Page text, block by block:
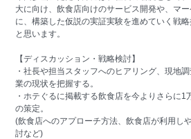
大に向け、飲食店向けのサービス開発や、マ
に、構築した仮説の実証実験を進めていく戦
と思います。
【ディスカッション・戦略検討】
・社長や担当スタッフへのヒアリング、現地
業の現状を把握する。
・ホテぐるに掲載する飲食店を今よりさらに
の策定。
(飲食店へのアプローチ方法、飲食店が利用し
討など)